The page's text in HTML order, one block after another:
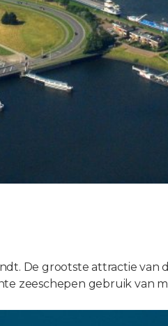
De grootste attractie van
zeeschepen gebruik van